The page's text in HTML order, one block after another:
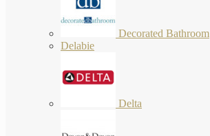
Decorated Bathroom
Delabie
Delta